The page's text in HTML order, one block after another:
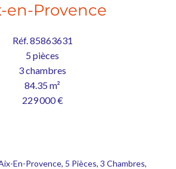
en-Provence
Réf. 85863631
5 pièces
3 chambres
84.35 m²
229 000 €
En-Provence, 5 Pièces, 3 Chambres,